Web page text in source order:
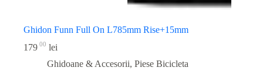
Ghidon Funn Full On L785mm Rise+15mm
179 00 lei
Ghidoane & Accesorii, Piese Bicicleta